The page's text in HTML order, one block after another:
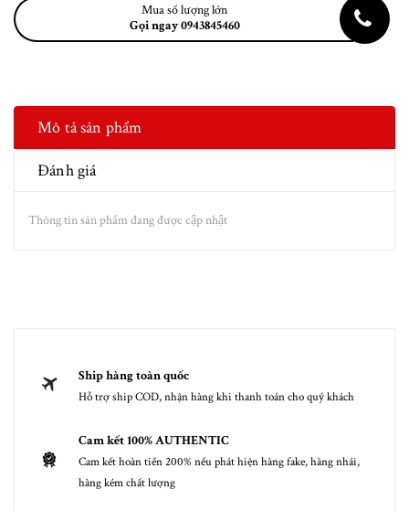
Mua số lượng lớn
Gọi ngay 0943845460
Mô tả sản phẩm
Đánh giá
Thông tin sản phẩm đang được cập nhật
Ship hàng toàn quốc
Hỗ trợ ship COD, nhận hàng khi thanh toán cho quý khách
Cam kết 100% AUTHENTIC
Cam kết hoàn tiền 200% nếu phát hiện hàng fake, hàng nhái,
hàng kém chất lượng